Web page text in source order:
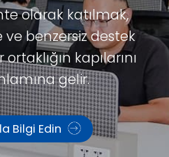
olarak katılmak,
ve benzersiz destek
kapılarını
gelir.
Bilgi Edin